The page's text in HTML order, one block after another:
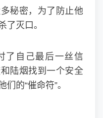
秘密，为了防止他
了灭口。
了自己最后一丝信
陆烟找到一个安全
的“催命符”。